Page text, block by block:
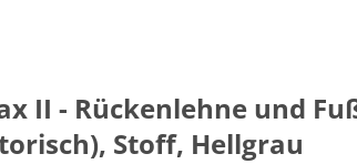
II - Rückenlehne und
Stoff, Hellgrau